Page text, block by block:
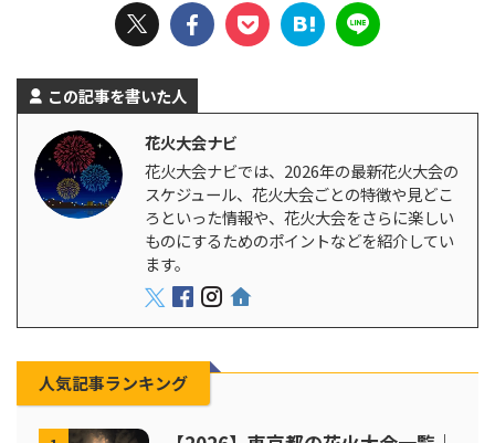
この記事を書いた人
花火大会ナビ
花火大会ナビでは、2026年の最新花火大会の
スケジュール、花火大会ごとの特徴や見どこ
ろといった情報や、花火大会をさらに楽しい
ものにするためのポイントなどを紹介してい
ます。
人気記事ランキング